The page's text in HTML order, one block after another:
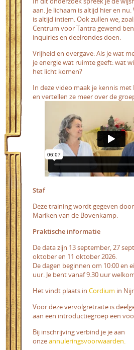
aan. Je lichaam is altijd hier en
is altijd intiem. Ook zullen we,
Centrum voor Tantra gewend
inquiries en deelrondes doen.
Vrijheid en overgave: Als je wat
je energie wat ruimte geeft: wat
het licht komen?
In deze video maak je kennis met
en vertellen ze meer over de
Staf
Deze training wordt gegeven
Mariken van de Bovenkamp.
Praktische informatie
De data zijn 13 september, 27
oktober en 11 oktober 2026.
De dagen beginnen om 10:00 en
uur. Je bent vanaf 9.30 uur
Het vindt plaats in Cordium in
Voor deze vervolgretraite is
aan een introductiegroep een
Bij inschrijving verbind je je aan
onzeannuleringsvoorwaarden.